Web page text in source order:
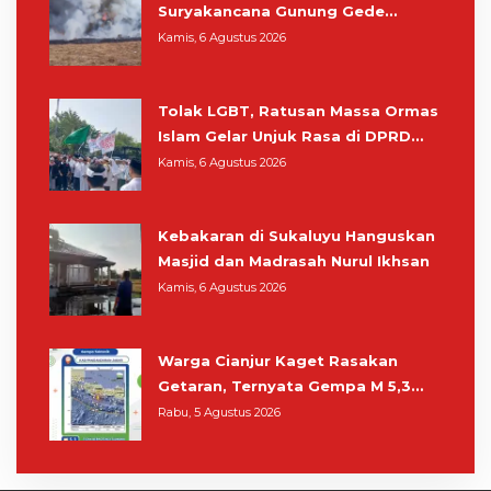
Suryakancana Gunung Gede
Pangrango, Relawan dan Warga
Kamis, 6 Agustus 2026
Tolak LGBT, Ratusan Massa Ormas
Islam Gelar Unjuk Rasa di DPRD
Cianjur
Kamis, 6 Agustus 2026
Kebakaran di Sukaluyu Hanguskan
Masjid dan Madrasah Nurul Ikhsan
Kamis, 6 Agustus 2026
Warga Cianjur Kaget Rasakan
Getaran, Ternyata Gempa M 5,3
Berpusat di Pangandaran
Rabu, 5 Agustus 2026